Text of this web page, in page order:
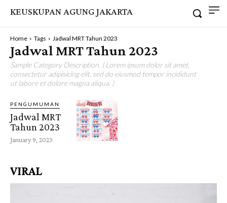
KEUSKUPAN AGUNG JAKARTA
Home Tags Jadwal MRT Tahun 2023
Jadwal MRT Tahun 2023
Sample Category Description. ( Lorem ipsum dolor sit amet,
consectetur adipisicing elit, sed do eiusmod tempor incididunt
ut labore et dolore magna aliqua. )
PENGUMUMAN
Jadwal MRT
Tahun 2023
January 9, 2023
VIRAL